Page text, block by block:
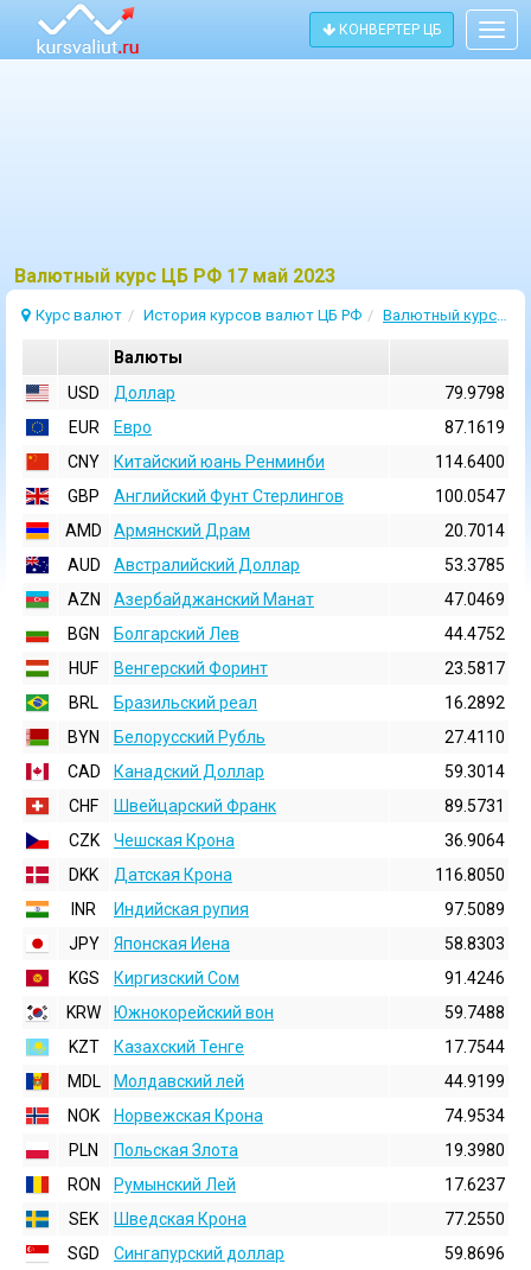
КОНВЕРТЕР ЦБ
Bалютный курс ЦБ РФ 17 май 2023
Курс валют История курсов валют ЦБ РФ Валютный курс 17 Май 2023
Валюты
USD
Доллар
79.9798
EUR
Евро
87.1619
CNY
Китайский юань Ренминби
114.6400
GBP
Английский Фунт Стерлингов
100.0547
AMD
Армянский Драм
20.7014
AUD
Австралийский Доллар
53.3785
AZN
Азербайджанский Манат
47.0469
BGN
Болгарский Лев
44.4752
HUF
Венгерский Форинт
23.5817
BRL
Бразильский реал
16.2892
BYN
Белорусский Рубль
27.4110
CAD
Канадский Доллар
59.3014
CHF
Швейцарский Франк
89.5731
CZK
Чешская Крона
36.9064
DKK
Датская Крона
116.8050
INR
Индийская pупия
97.5089
JPY
Японская Иена
58.8303
KGS
Киргизский Сом
91.4246
KRW
Южнокорейский вон
59.7488
KZT
Казахский Тенге
17.7544
MDL
Молдавский лей
44.9199
NOK
Норвежская Крона
74.9534
PLN
Польская Злота
19.3980
RON
Румынский Лей
17.6237
SEK
Шведская Крона
77.2550
SGD
Сингапурский доллар
59.8696